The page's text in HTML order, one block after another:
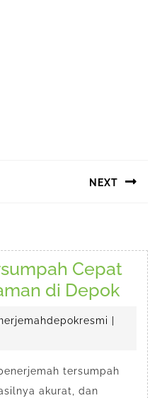
NEXT
Cepat
di Depok
dan
tersumpah
akurat, dan